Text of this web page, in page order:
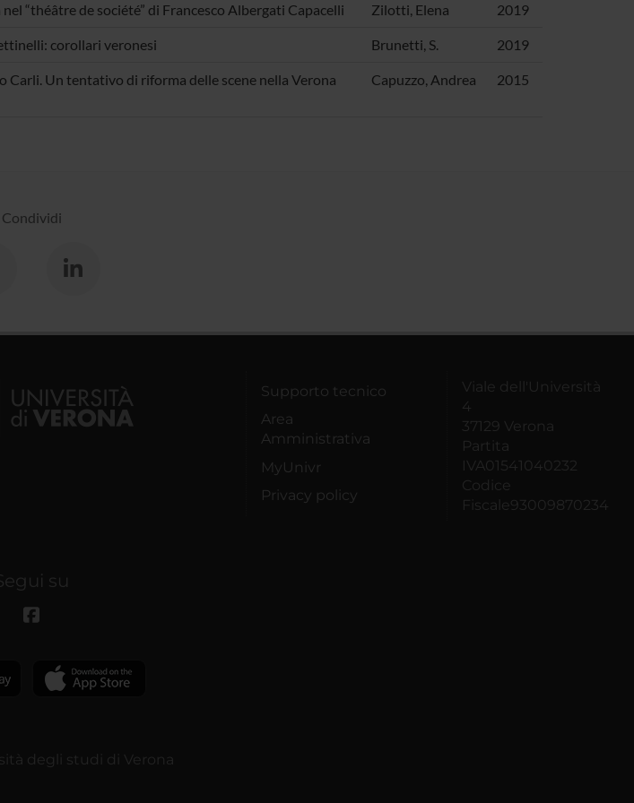
“théâtre de société” di Francesco Albergati Capacelli Zilotti, Elena 2019
corollari veronesi Brunetti, S. 2019
Carli. Un tentativo di riforma delle scene nella Verona
Capuzzo, Andrea 2015
Condividi
Supporto tecnico
Area
Amministrativa
MyUnivr
Privacy policy
Viale dell'Università
4
37129 Verona
Partita
IVA01541040232
Codice
Fiscale93009870234
su
degli studi di Verona